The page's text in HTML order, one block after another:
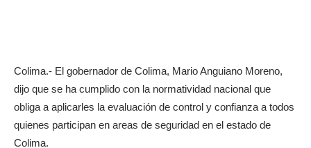
Colima.- El gobernador de Colima, Mario Anguiano Moreno,
dijo que se ha cumplido con la normatividad nacional que
obliga a aplicarles la evaluación de control y confianza a todos
quienes participan en areas de seguridad en el estado de
Colima.